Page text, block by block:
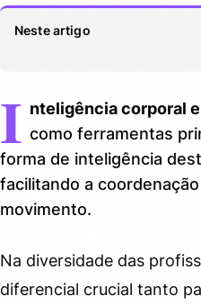
Neste artigo
especiais?
2.
Principais profissões
corporal e cinestésica
Como desenvolver a
no dia a dia
4. Curiosidades que
4.1. Dicas rápidas para
I nteligência corporal
como ferramentas
forma de inteligência
facilitando a
movimento.
Na diversidade das
diferencial crucial tanto